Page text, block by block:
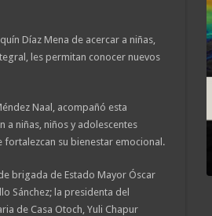
Díaz Mena de acercar a niñas,
les permitan conocer nuevos
Naal, acompañó esta
niñas, niños y adolescentes
su bienestar emocional.
brigada de Estado Mayor Óscar
Sánchez; la presidenta del
de Casa Otoch, Yuli Chapur